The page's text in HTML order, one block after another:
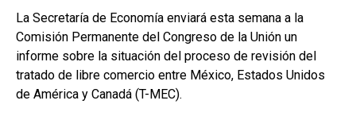
La Secretaría de Economía enviará esta semana a la
Comisión Permanente del Congreso de la Unión un
informe sobre la situación del proceso de revisión del
tratado de libre comercio entre México, Estados Unidos
de América y Canadá (T-MEC).